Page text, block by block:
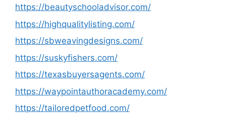
https://beautyschooladvisor.com/
https://highqualitylisting.com/
https://sbweavingdesigns.com/
https://suskyfishers.com/
https://texasbuyersagents.com/
https://waypointauthoracademy.com/
https://tailoredpetfood.com/